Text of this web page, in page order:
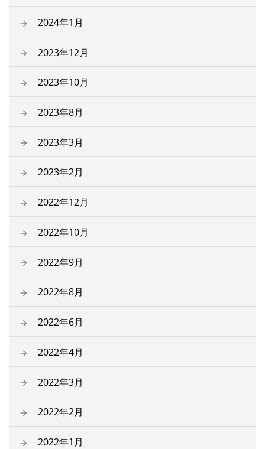
2024年1月
2023年12月
2023年10月
2023年8月
2023年3月
2023年2月
2022年12月
2022年10月
2022年9月
2022年8月
2022年6月
2022年4月
2022年3月
2022年2月
2022年1月